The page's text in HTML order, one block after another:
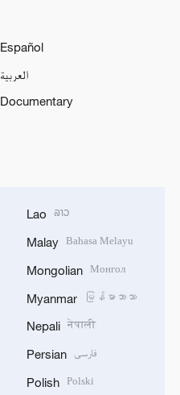
Español
العربية
Documentary
Lao ລາວ
Malay Bahasa Melayu
Mongolian Монгол
Myanmar မြန်မာဘာသာ
Nepali नेपाली
Persian فارسی
Polish Polski